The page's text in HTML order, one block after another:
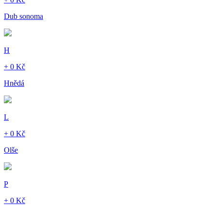
Dub sonoma
H
+ 0 Kč
Hnědá
L
+ 0 Kč
Olše
P
+ 0 Kč